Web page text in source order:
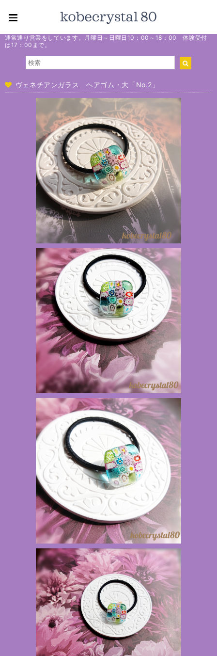
通常通り営業をしています。月曜日～日曜日10：00～18：00 体験受付
は17：00まで。
ヴェネチアンガラス ヘアゴム・大「No.2」